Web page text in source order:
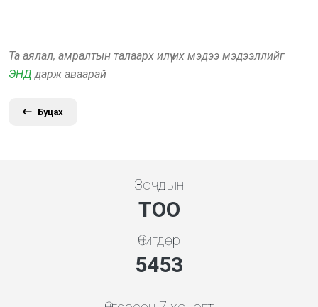
Та аялал, амралтын талаарх илүү их мэдээ мэдээллийг
ЭНД дарж аваарай
Буцах
Зочдын
ТОО
Өчигдөр
5843